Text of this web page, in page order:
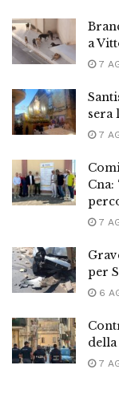
a
7
sera
7
Cna:
7
per
6
7